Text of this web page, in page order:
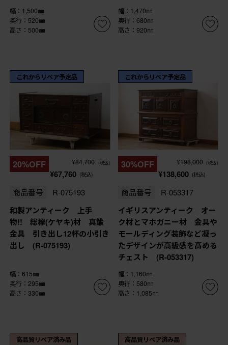
幅：1,500㎜
奥行：520㎜
高さ：500㎜
幅：1,470㎜
奥行：680㎜
高さ：920㎜
これからリペア予定品
20%OFF ¥84,700 (税込)
¥67,760 (税込)
商品番号 R-075193
和製アンティーク 上手
物!! 総欅(ケヤキ)材 真鍮
金具 引き出し12杯の小引き
出し (R-075193)
幅：615㎜
奥行：295㎜
高さ：330㎜
これからリペア予定品
30%OFF ¥198,000 (税込)
¥138,600 (税込)
商品番号 R-053317
イギリスアンティーク オー
ク材とマホガニー材 金具や
モールディング装飾など凝っ
たデザインが高級感を高める
チェスト (R-053317)
幅：1,160㎜
奥行：580㎜
高さ：1,085㎜
高品質リペア済み品 高品質リペア済み品